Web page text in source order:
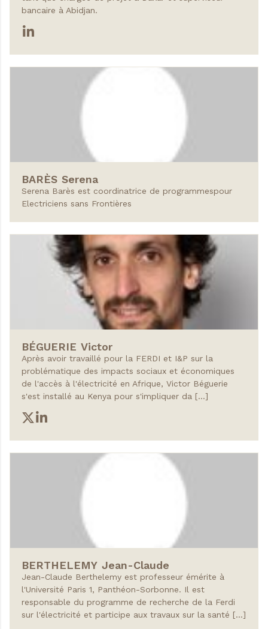
bancaire à Abidjan.
BARÈS Serena
Serena Barès est coordinatrice de programmespour
Electriciens sans Frontières
BÉGUERIE Victor
Après avoir travaillé pour la FERDI et I&P sur la
problématique des impacts sociaux et économiques
de l'accès à l'électricité en Afrique, Victor Béguerie
s'est installé au Kenya pour s'impliquer da […]
BERTHELEMY Jean-Claude
Jean-Claude Berthelemy est professeur émérite à
l'Université Paris 1, Panthéon-Sorbonne. Il est
responsable du programme de recherche de la Ferdi
sur l'électricité et participe aux travaux sur la santé […]